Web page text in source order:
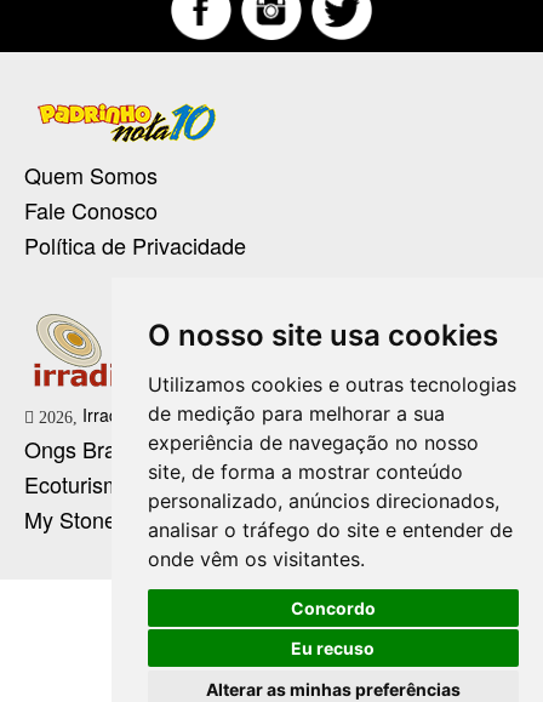
O nosso site usa cookies
Utilizamos cookies e outras tecnologias
de medição para melhorar a sua
experiência de navegação no nosso
site, de forma a mostrar conteúdo
personalizado, anúncios direcionados,
analisar o tráfego do site e entender de
onde vêm os visitantes.
Concordo
Eu recuso
Alterar as minhas preferências
Quem Somos
Fale Conosco
Política de Privacidade
2026, Irradie Marketing Digital
Ongs Brasil
Ecoturismo no Brasil
My Stone Cristaloterapia